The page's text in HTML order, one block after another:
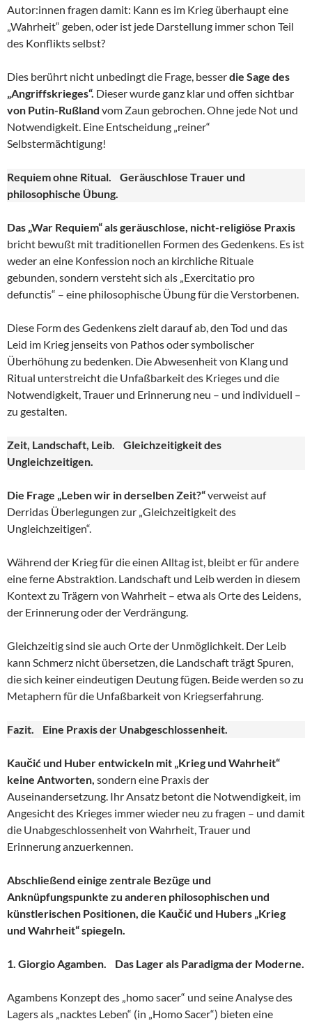
Autor:innen fragen damit: Kann es im Krieg überhaupt eine
„Wahrheit“ geben, oder ist jede Darstellung immer schon Teil
des Konflikts selbst?
Dies berührt nicht unbedingt die Frage, besserdie Sage des
„Angriffskrieges“. Dieser wurde ganz klar und offen sichtbar
von Putin-Rußland vom Zaun gebrochen. Ohne jede Not und
Notwendigkeit. Eine Entscheidung „reiner“
Selbstermächtigung!
Requiem ohne Ritual. Geräuschlose Trauer und
philosophische Übung.
Das „War Requiem“ als geräuschlose, nicht-religiöse Praxis
bricht bewußt mit traditionellen Formen des Gedenkens. Es ist
weder an eine Konfession noch an kirchliche Rituale
gebunden, sondern versteht sich als „Exercitatio pro
defunctis“ – eine philosophische Übung für die Verstorbenen.
Diese Form des Gedenkens zielt darauf ab, den Tod und das
Leid im Krieg jenseits von Pathos oder symbolischer
Überhöhung zu bedenken. Die Abwesenheit von Klang und
Ritual unterstreicht die Unfaßbarkeit des Krieges und die
Notwendigkeit, Trauer und Erinnerung neu – und individuell –
zu gestalten.
Zeit, Landschaft, Leib. Gleichzeitigkeit des
Ungleichzeitigen.
Die Frage „Leben wir in derselben Zeit?“verweist auf
Derridas Überlegungen zur „Gleichzeitigkeit des
Ungleichzeitigen“.
Während der Krieg für die einen Alltag ist, bleibt er für andere
eine ferne Abstraktion. Landschaft und Leib werden in diesem
Kontext zu Trägern von Wahrheit – etwa als Orte des Leidens,
der Erinnerung oder der Verdrängung.
Gleichzeitig sind sie auch Orte der Unmöglichkeit. Der Leib
kann Schmerz nicht übersetzen, die Landschaft trägt Spuren,
die sich keiner eindeutigen Deutung fügen. Beide werden so zu
Metaphern für die Unfaßbarkeit von Kriegserfahrung.
Fazit. Eine Praxis der Unabgeschlossenheit.
Kaučić und Huber entwickeln mit „Krieg und Wahrheit“
keine Antworten, sondern eine Praxis der
Auseinandersetzung. Ihr Ansatz betont die Notwendigkeit, im
Angesicht des Krieges immer wieder neu zu fragen – und damit
die Unabgeschlossenheit von Wahrheit, Trauer und
Erinnerung anzuerkennen.
Abschließend einige zentrale Bezüge und
Anknüpfungspunkte zu anderen philosophischen und
künstlerischen Positionen, die Kaučić und Hubers „Krieg
und Wahrheit“ spiegeln.
1. Giorgio Agamben. Das Lager als Paradigma der Moderne.
Agambens Konzept des „homo sacer“ und seine Analyse des
Lagers als „nacktes Leben“ (in „Homo Sacer“) bieten eine